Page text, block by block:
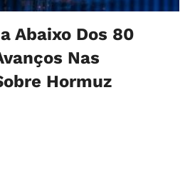
Abaixo Dos 80
Nas
Hormuz